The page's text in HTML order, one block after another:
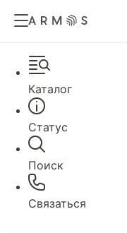
Каталог
Статус
Поиск
Связаться